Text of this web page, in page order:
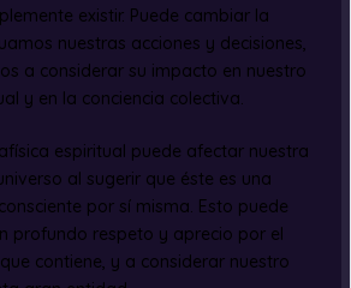
existir. Puede cambiar la
nuestras acciones y decisiones,
a considerar su impacto en nuestro
y en la conciencia colectiva.
espiritual puede afectar nuestra
al sugerir que éste es una
por sí misma. Esto puede
profundo respeto y aprecio por el
contiene, y a considerar nuestro